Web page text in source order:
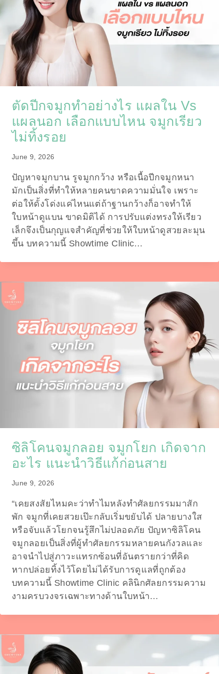
ตัดปีกจมูกทำอย่างไร แผลใน Vs
แผลนอก เลือกแบบไหน จมูกเรียว
ไม่ทิ้งรอย
June 9, 2026
ปัญหาจมูกบาน รูจมูกกว้าง หรือเนื้อปีกจมูกหนา
มักเป็นสิ่งที่ทำให้หลายคนขาดความมั่นใจ เพราะ
ต่อให้ดั้งโด่งแค่ไหนแต่ถ้าฐานกว้างก็อาจทำให้
ใบหน้าดูแบน ขาดมิติได้ การปรับแต่งทรงให้เรียว
เล็กจึงเป็นกุญแจสำคัญที่ช่วยให้ใบหน้าดูสวยละมุน
ขึ้น บทความนี้ Showtime Clinic…
ซิลิโคนจมูกลอย จมูกโยก เกิดจาก
อะไร แนะนำวิธีแก้ก่อนสาย
June 9, 2026
“เคยสงสัยไหมคะว่าทำไมหลังทำศัลยกรรมมาสัก
พัก จมูกที่เคยสวยเป๊ะกลับเริ่มขยับได้ ปลายบางใส
หรือจับแล้วโยกจนรู้สึกไม่ปลอดภัย ปัญหาซิลิโคน
จมูกลอยเป็นสิ่งที่ผู้ทำศัลยกรรมหลายคนกังวลและ
อาจนำไปสู่ภาวะแทรกซ้อนที่อันตรายกว่าที่คิด
หากปล่อยทิ้งไว้โดยไม่ได้รับการดูแลที่ถูกต้อง
บทความนี้ Showtime Clinic คลินิกศัลยกรรมความ
งามครบวงจรเฉพาะทางด้านใบหน้า…